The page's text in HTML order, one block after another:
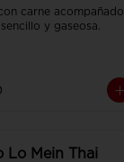
carne acompañado
y gaseosa.
Lo Mein Thai